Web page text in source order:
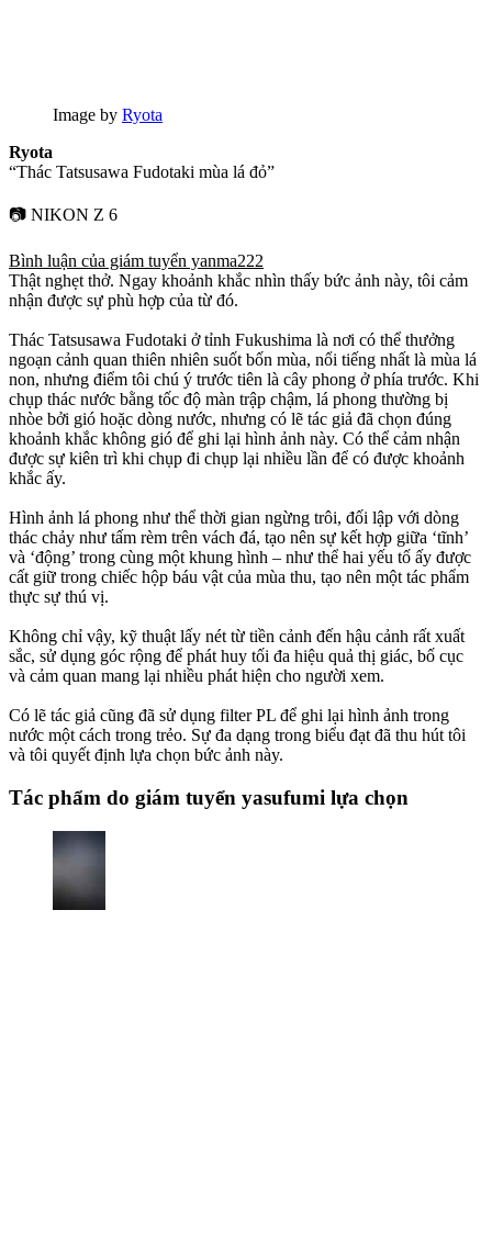
Image by Ryota
Ryota
“Thác Tatsusawa Fudotaki mùa lá đỏ”
📷 NIKON Z 6
Bình luận của giám tuyển yanma222
Thật nghẹt thở. Ngay khoảnh khắc nhìn thấy bức ảnh này, tôi cảm
nhận được sự phù hợp của từ đó.
Thác Tatsusawa Fudotaki ở tỉnh Fukushima là nơi có thể thưởng
ngoạn cảnh quan thiên nhiên suốt bốn mùa, nổi tiếng nhất là mùa lá
non, nhưng điểm tôi chú ý trước tiên là cây phong ở phía trước. Khi
chụp thác nước bằng tốc độ màn trập chậm, lá phong thường bị
nhòe bởi gió hoặc dòng nước, nhưng có lẽ tác giả đã chọn đúng
khoảnh khắc không gió để ghi lại hình ảnh này. Có thể cảm nhận
được sự kiên trì khi chụp đi chụp lại nhiều lần để có được khoảnh
khắc ấy.
Hình ảnh lá phong như thể thời gian ngừng trôi, đối lập với dòng
thác chảy như tấm rèm trên vách đá, tạo nên sự kết hợp giữa ‘tĩnh’
và ‘động’ trong cùng một khung hình – như thể hai yếu tố ấy được
cất giữ trong chiếc hộp báu vật của mùa thu, tạo nên một tác phẩm
thực sự thú vị.
Không chỉ vậy, kỹ thuật lấy nét từ tiền cảnh đến hậu cảnh rất xuất
sắc, sử dụng góc rộng để phát huy tối đa hiệu quả thị giác, bố cục
và cảm quan mang lại nhiều phát hiện cho người xem.
Có lẽ tác giả cũng đã sử dụng filter PL để ghi lại hình ảnh trong
nước một cách trong trẻo. Sự đa dạng trong biểu đạt đã thu hút tôi
và tôi quyết định lựa chọn bức ảnh này.
Tác phẩm do giám tuyển yasufumi lựa chọn